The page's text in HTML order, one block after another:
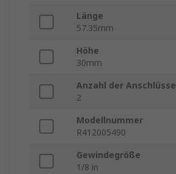
Länge
57.35mm
Höhe
30mm
Anzahl der Anschlüsse
2
Modellnummer
R412005490
Gewindegröße
1/8 in